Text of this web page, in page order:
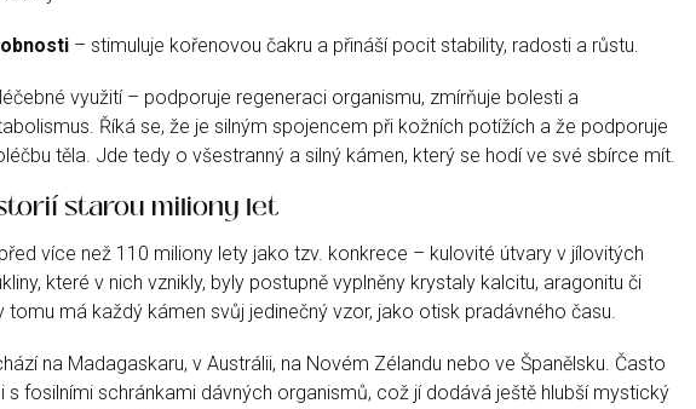
– stimuluje kořenovou čakru a přináší pocit stability, radosti a růstu.
využití – podporuje regeneraci organismu, zmírňuje bolesti a
Říká se, že je silným spojencem při kožních potížích a že podporuje
těla. Jde tedy o všestranný a silný kámen, který se hodí ve své sbírce mít.
starou miliony let
více než 110 miliony lety jako tzv. konkrece – kulovité útvary v jílovitých
které v nich vznikly, byly postupně vyplněny krystaly kalcitu, aragonitu či
tomu má každý kámen svůj jedinečný vzor, jako otisk pradávného času.
na Madagaskaru, v Austrálii, na Novém Zélandu nebo ve Španělsku. Často
s fosilními schránkami dávných organismů, což jí dodává ještě hlubší mystický